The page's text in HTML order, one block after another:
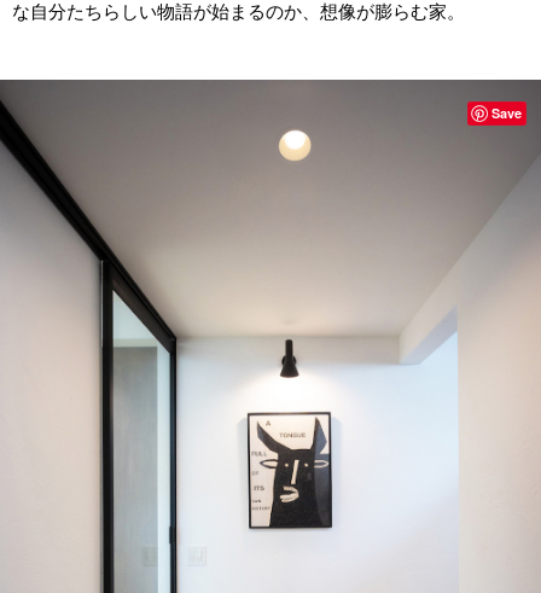
な自分たちらしい物語が始まるのか、想像が膨らむ家。
Save